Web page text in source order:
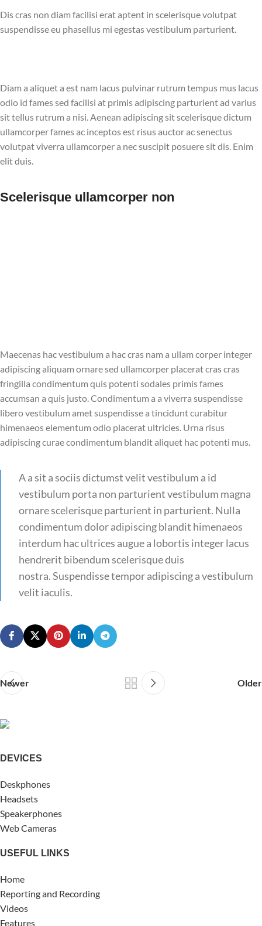
Dis cras non diam facilisi erat aptent in scelerisque volutpat
suspendisse eu phasellus mi egestas vestibulum parturient.
Diam a aliquet a est nam lacus pulvinar rutrum tempus mus lacus
odio id fames sed facilisi at primis adipiscing parturient ad varius
sit tellus rutrum a nisi. Aenean adipiscing sit scelerisque dictum
ullamcorper fames ac inceptos est risus auctor ac senectus
volutpat viverra ullamcorper a nec suscipit posuere sit dis. Enim
elit duis.
Scelerisque ullamcorper non
Maecenas hac vestibulum a hac cras nam a ullam corper integer
adipiscing aliquam ornare sed ullamcorper placerat cras cras
fringilla condimentum quis potenti sodales primis fames
accumsan a quis justo. Condimentum a a viverra suspendisse
libero vestibulum amet suspendisse a tincidunt curabitur
himenaeos elementum odio placerat ultricies. Urna risus
adipiscing curae condimentum blandit aliquet hac potenti mus.
A a sit a sociis dictumst velit vestibulum a id
vestibulum porta non parturient vestibulum magna
ornare scelerisque parturient in parturient. Nulla
condimentum dolor adipiscing blandit himenaeos
interdum hac ultrices augue a lobortis integer lacus
hendrerit bibendum scelerisque duis
nostra. Suspendisse tempor adipiscing a vestibulum
velit iaculis.
Newer Older
DEVICES
Deskphones
Headsets
Speakerphones
Web Cameras
USEFUL LINKS
Home
Reporting and Recording
Videos
Features